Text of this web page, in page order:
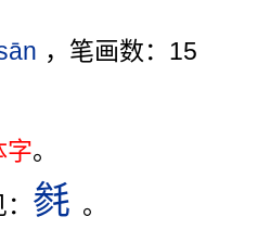
，笔画数：15
字。
毵 。